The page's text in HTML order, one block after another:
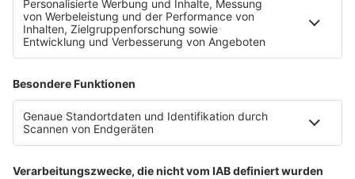
Welche weiteren Jobs wir bieten und welche
attraktiven Benefits dich als MitarbeiterIn
erwarten, erfährst du hier: